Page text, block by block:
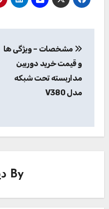
نوشته
مشخصات – ویژگی ها
و قیمت خرید دوربین
مداربسته تحت شبکه
مدل V380
By